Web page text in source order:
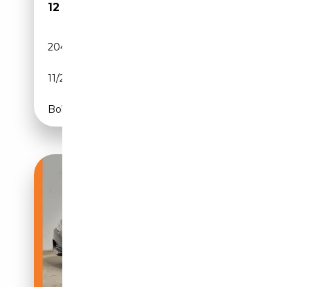
12 999€
204 984 km
11/2016
Boîte automatique